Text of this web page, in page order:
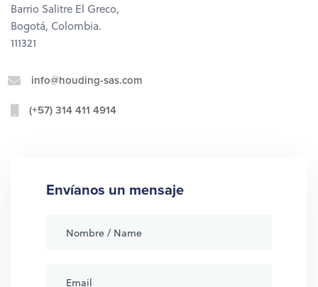
Barrio Salitre El Greco,
Bogotá, Colombia.
111321
info@houding-sas.com
(+57) 314 411 4914
Envíanos un mensaje